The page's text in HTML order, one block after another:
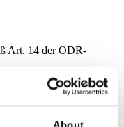
About
Art. 14 der ODR-
Streitbeilegung: